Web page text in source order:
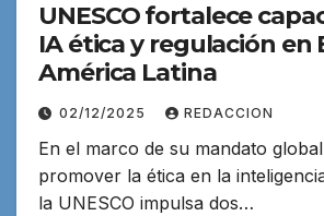
UNESCO fortalece
IA ética y regulación en
América Latina
02/12/2025 REDACCION
En el marco de su mandato
promover la ética en la
la UNESCO impulsa dos…